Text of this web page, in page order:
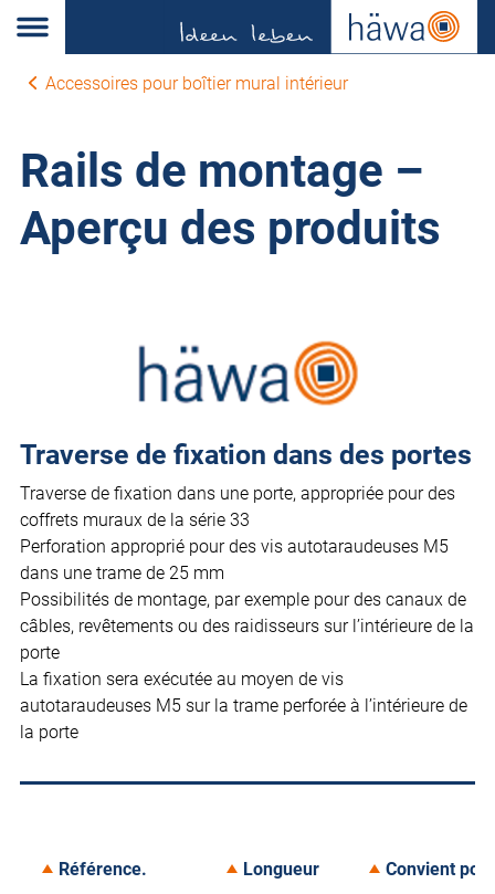
Accessoires pour boîtier mural intérieur
Rails de montage –
Aperçu des produits
Traverse de fixation dans des portes
Traverse de fixation dans une porte, appropriée pour des
coffrets muraux de la série 33
Perforation approprié pour des vis autotaraudeuses M5
dans une trame de 25 mm
Possibilités de montage, par exemple pour des canaux de
câbles, revêtements ou des raidisseurs sur l’intérieure de la
porte
La fixation sera exécutée au moyen de vis
autotaraudeuses M5 sur la trame perforée à l’intérieure de
la porte
Référence. Longueur Convient